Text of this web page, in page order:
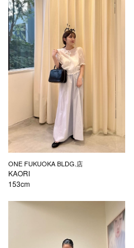
ONE FUKUOKA BLDG.店
KAORI
153cm